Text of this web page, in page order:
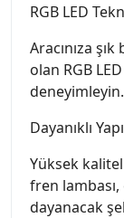
RGB LED
Aracınıza
olan RGB
deneyimleyin.
Dayanıklı Yapı
Yüksek
fren
dayanacak